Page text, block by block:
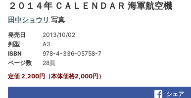
２０１４年 ＣＡＬＥＮＤＡＲ 海軍航空機
田中ショウリ 写真
発売日
2013/10/02
判型
A3
ISBN
978-4-336-05758-7
ページ数
28頁
定価 2,200円（本体価格2,000円）
シェア